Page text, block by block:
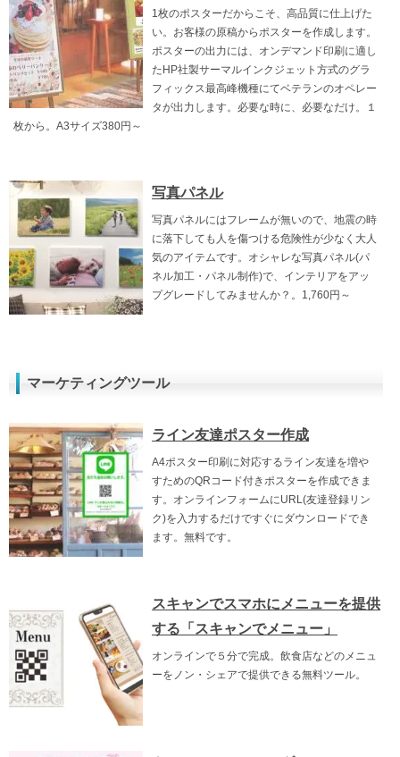
1枚のポスターだからこそ、高品質に仕上げた
い。お客様の原稿からポスターを作成します。
ポスターの出力には、オンデマンド印刷に適し
たHP社製サーマルインクジェット方式のグラ
フィックス最高峰機種にてベテランのオペレー
タが出力します。必要な時に、必要なだけ。１
枚から。A3サイズ380円～
写真パネル
写真パネルにはフレームが無いので、地震の時
に落下しても人を傷つける危険性が少なく大人
気のアイテムです。オシャレな写真パネル(パ
ネル加工・パネル制作)で、インテリアをアッ
プグレードしてみませんか？。1,760円～
マーケティングツール
ライン友達ポスター作成
A4ポスター印刷に対応するライン友達を増や
すためのQRコード付きポスターを作成できま
す。オンラインフォームにURL(友達登録リン
ク)を入力するだけですぐにダウンロードでき
ます。無料です。
スキャンでスマホにメニューを提供
する「スキャンでメニュー」
オンラインで５分で完成。飲食店などのメニュ
ーをノン・シェアで提供できる無料ツール。